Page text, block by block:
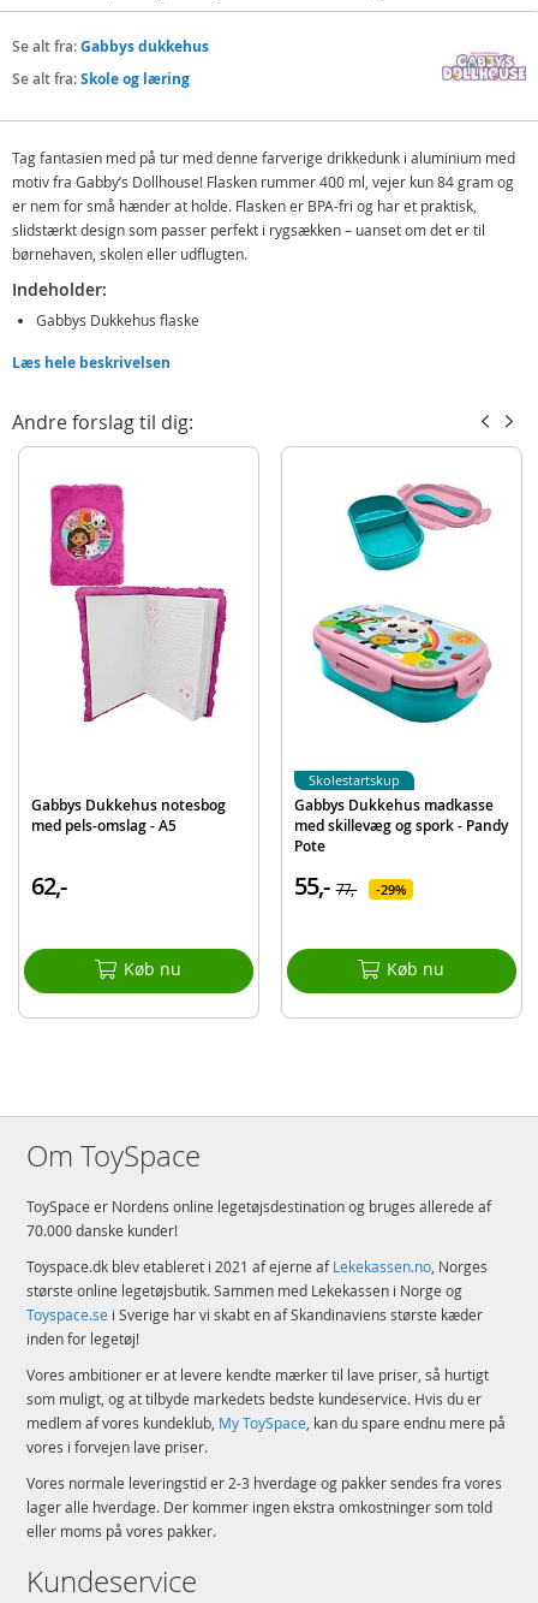
Se alt fra:Gabbys dukkehus
Se alt fra:Skole og læring
Tag fantasien med på tur med denne farverige drikkedunk i aluminium med
motiv fra Gabby’s Dollhouse! Flasken rummer 400 ml, vejer kun 84 gram og
er nem for små hænder at holde. Flasken er BPA-fri og har et praktisk,
slidstærkt design som passer perfekt i rygsækken – uanset om det er til
børnehaven, skolen eller udflugten.
Indeholder:
Gabbys Dukkehus flaske
Detaljer:
Volumen: 400 ml
Vægt: 84 gram
Produktdetaljer
Model
Gabbys dukkehus
Læs hele beskrivelsen
Andre forslag til dig:
Gabbys Dukkehus notesbog
med pels-omslag - A5
62,-
Køb nu
Gabbys Dukkehus madkasse
med skillevæg og spork - Pandy
Pote
55,- 77,- 29%
Køb nu
Skolestartskup
Om ToySpace
ToySpace er Nordens online legetøjsdestination og bruges allerede af
70.000 danske kunder!
Toyspace.dk blev etableret i 2021 af ejerne afLekekassen.no, Norges
største online legetøjsbutik. Sammen med Lekekassen i Norge og
Toyspace.se i Sverige har vi skabt en af Skandinaviens største kæder
inden for legetøj!
Vores ambitioner er at levere kendte mærker til lave priser, så hurtigt
som muligt, og at tilbyde markedets bedste kundeservice. Hvis du er
medlem af vores kundeklub, My ToySpace, kan du spare endnu mere på
vores i forvejen lave priser.
Vores normale leveringstid er 2-3 hverdage og pakker sendes fra vores
lager alle hverdage. Der kommer ingen ekstra omkostninger som told
eller moms på vores pakker.
Kundeservice